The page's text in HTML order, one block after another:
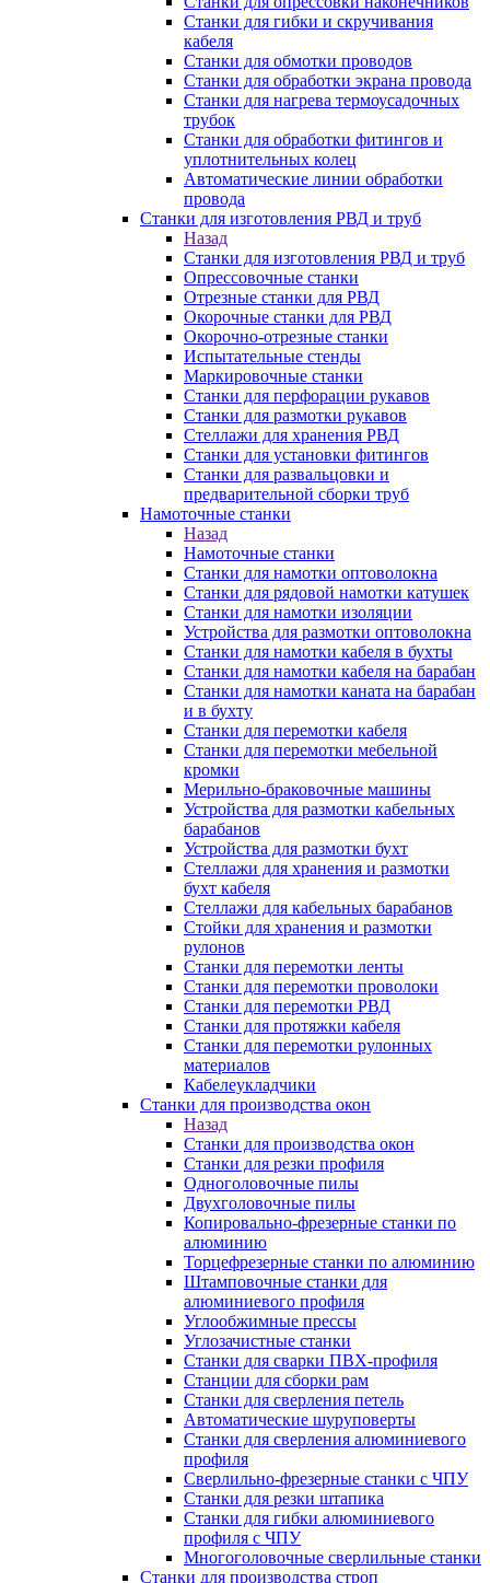
Станки для гибки и скручивания
кабеля
Станки для обмотки проводов
Станки для обработки экрана провода
Станки для нагрева термоусадочных
трубок
Станки для обработки фитингов и
уплотнительных колец
Автоматические линии обработки
провода
Станки для изготовления РВД и труб
Назад
Станки для изготовления РВД и труб
Опрессовочные станки
Отрезные станки для РВД
Окорочные станки для РВД
Окорочно-отрезные станки
Испытательные стенды
Маркировочные станки
Станки для перфорации рукавов
Станки для размотки рукавов
Стеллажи для хранения РВД
Станки для установки фитингов
Станки для развальцовки и
предварительной сборки труб
Намоточные станки
Назад
Намоточные станки
Станки для намотки оптоволокна
Станки для рядовой намотки катушек
Станки для намотки изоляции
Устройства для размотки оптоволокна
Станки для намотки кабеля в бухты
Станки для намотки кабеля на барабан
Станки для намотки каната на барабан
и в бухту
Станки для перемотки кабеля
Станки для перемотки мебельной
кромки
Мерильно-браковочные машины
Устройства для размотки кабельных
барабанов
Устройства для размотки бухт
Стеллажи для хранения и размотки
бухт кабеля
Стеллажи для кабельных барабанов
Стойки для хранения и размотки
рулонов
Станки для перемотки ленты
Станки для перемотки проволоки
Станки для перемотки РВД
Станки для протяжки кабеля
Станки для перемотки рулонных
материалов
Кабелеукладчики
Станки для производства окон
Назад
Станки для производства окон
Станки для резки профиля
Одноголовочные пилы
Двухголовочные пилы
Копировально-фрезерные станки по
алюминию
Торцефрезерные станки по алюминию
Штамповочные станки для
алюминиевого профиля
Углообжимные прессы
Углозачистные станки
Станки для сварки ПВХ-профиля
Станции для сборки рам
Станки для сверления петель
Автоматические шуруповерты
Станки для сверления алюминиевого
профиля
Сверлильно-фрезерные станки с ЧПУ
Станки для резки штапика
Станки для гибки алюминиевого
профиля с ЧПУ
Многоголовочные сверлильные станки
Станки для производства строп